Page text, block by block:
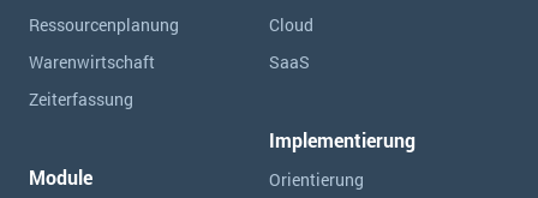
Ressourcen­planung
Warenwirtschaft
Zeiterfassung
Module
Cloud
SaaS
Implementierung
Orientierung